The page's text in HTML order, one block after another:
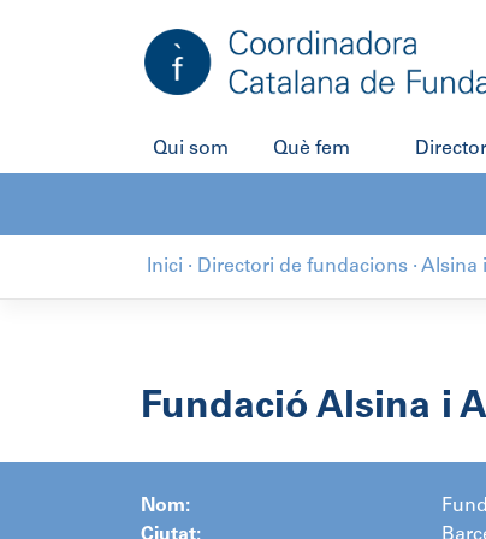
Qui som Què fem
Inici · Directori de fundacions · Alsina
Fundació Alsina i
Nom: